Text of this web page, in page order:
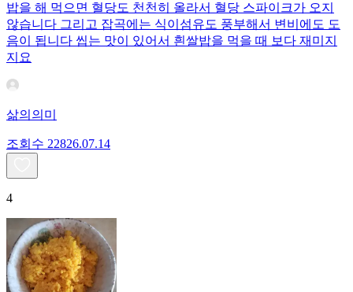
밥을 해 먹으면 혈당도 천천히 올라서 혈당 스파이크가 오지
않습니다 그리고 잡곡에는 식이섬유도 풍부해서 변비에도 도
음이 됩니다 씹는 맛이 있어서 흰쌀밥을 먹을 때 보다 재미지
지요
삶의의미
조회수 22826.07.14
4